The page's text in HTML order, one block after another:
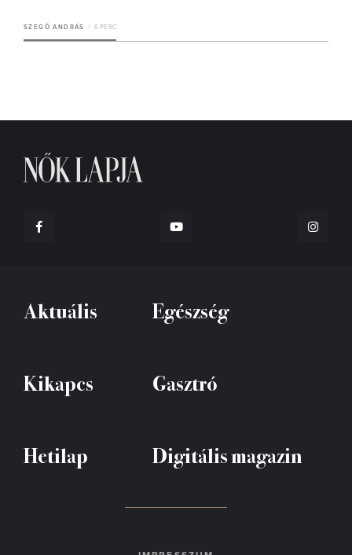
SZEGŐ ANDRÁS 6 PERC
Aktuális Egészség
Kikapcs Gasztró
Hetilap Digitális magazin